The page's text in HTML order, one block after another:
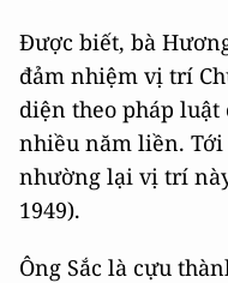
Được biết, bà
đảm nhiệm vị trí
diện theo pháp
nhiều năm liền. Tới
nhường lại vị trí này
1949).
Ông Sắc là cựu